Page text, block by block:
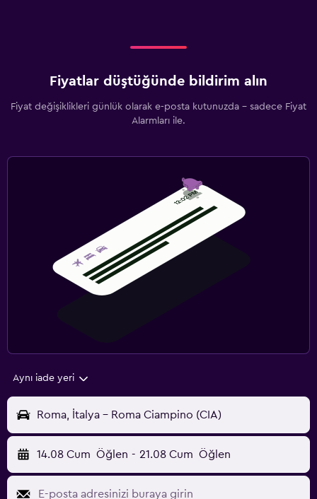
Fiyatlar düştüğünde bildirim alın
Fiyat değişiklikleri günlük olarak e-posta kutunuzda - sadece Fiyat
Alarmları ile.
Aynı iade yeri
Roma, İtalya - Roma Ciampino (CIA)
14.08 Cum Öğlen - 21.08 Cum Öğlen